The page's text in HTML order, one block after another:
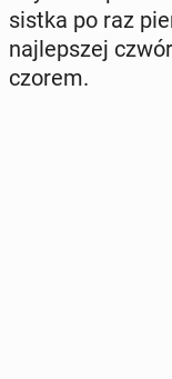
sist­ka po raz
naj­lep­szej
czo­rem.